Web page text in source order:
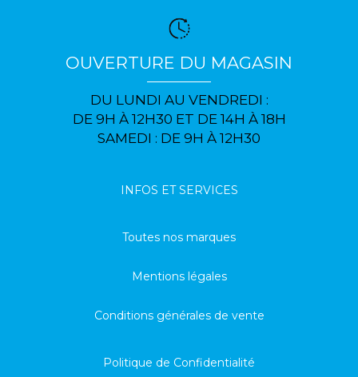
OUVERTURE DU MAGASIN
DU LUNDI AU VENDREDI :
DE 9H À 12H30 ET DE 14H À 18H
SAMEDI : DE 9H À 12H30
INFOS ET SERVICES
Toutes nos marques
Mentions légales
Conditions générales de vente
Politique de Confidentialité